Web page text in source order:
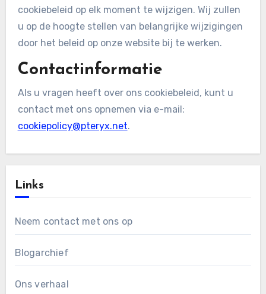
cookiebeleid op elk moment te wijzigen. Wij zullen
u op de hoogte stellen van belangrijke wijzigingen
door het beleid op onze website bij te werken.
Contactinformatie
Als u vragen heeft over ons cookiebeleid, kunt u
contact met ons opnemen via e-mail:
cookiepolicy@pteryx.net.
Links
Neem contact met ons op
Blogarchief
Ons verhaal